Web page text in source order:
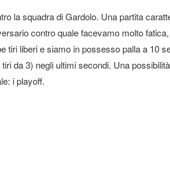
la squadra di Gardolo. Una partita
contro quale facevamo molto
tiri liberi e siamo in possesso palla a 10
da 3) negli ultimi secondi. Una
i playoff.